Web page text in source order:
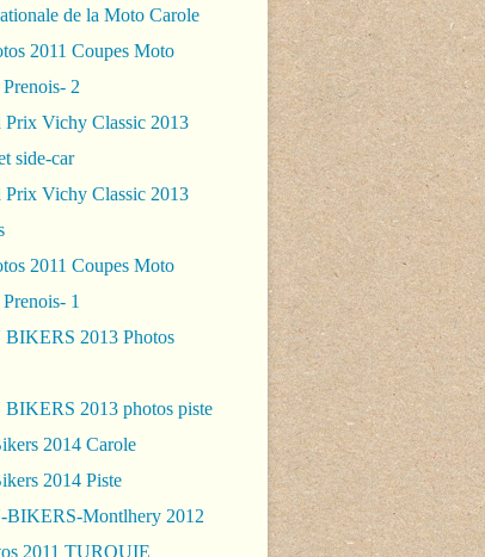
de la Moto Carole
2011 Coupes Moto
2
Vichy Classic 2013
side-car
Vichy Classic 2013
2011 Coupes Moto
1
2013 Photos
2013 photos piste
2014 Carole
2014 Piste
Montlhery 2012
2011 TURQUIE